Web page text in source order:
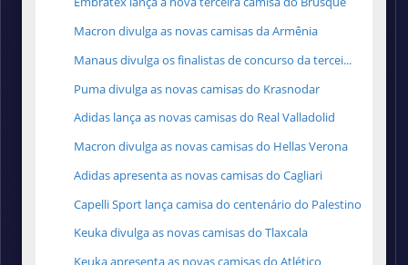
Macron divulga as novas camisas da Armênia
Manaus divulga os finalistas de concurso da tercei...
Puma divulga as novas camisas do Krasnodar
Adidas lança as novas camisas do Real Valladolid
Macron divulga as novas camisas do Hellas Verona
Adidas apresenta as novas camisas do Cagliari
Capelli Sport lança camisa do centenário do Palestino
Keuka divulga as novas camisas do Tlaxcala
Keuka apresenta as novas camisas do Atlético